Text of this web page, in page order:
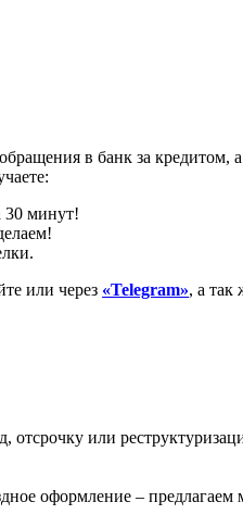
в банк за кредитом,
30 минут!
или через «Telegram», а так
отсрочку или
оформление –